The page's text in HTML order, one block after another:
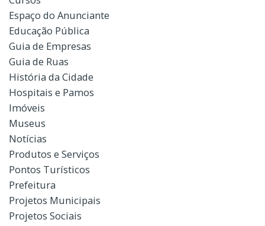
Espaço do Anunciante
Educação Pública
Guia de Empresas
Guia de Ruas
História da Cidade
Hospitais e Pamos
Imóveis
Museus
Notícias
Produtos e Serviços
Pontos Turísticos
Prefeitura
Projetos Municipais
Projetos Sociais